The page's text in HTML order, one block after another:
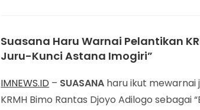
Suasana Haru Warnai Pelantikan
Juru-Kunci Astana Imogiri”
IMNEWS.ID – SUASANA haru ikut mewarnai
KRMH Bimo Rantas Djoyo Adilogo